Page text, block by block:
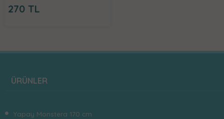
270 TL
ÜRÜNLER
Yapay Monstera 170 cm